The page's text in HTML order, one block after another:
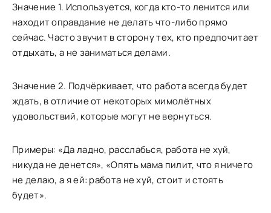
Значение 1. Используется, когда кто-то ленится или
находит оправдание не делать что-либо прямо
сейчас. Часто звучит в сторону тех, кто предпочитает
отдыхать, а не заниматься делами.
Значение 2. Подчёркивает, что работа всегда будет
ждать, в отличие от некоторых мимолётных
удовольствий, которые могут не вернуться.
Примеры: «Да ладно, расслабься, работа не хуй,
никуда не денется», «Опять мама пилит, что я ничего
не делаю, а я ей: работа не хуй, стоит и стоять
будет».